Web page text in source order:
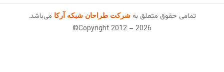
تمامی حقوق متعلق بهشرکت طراحان شبکه آرکا می‌باشد.
Copyright 2012 – 2026©